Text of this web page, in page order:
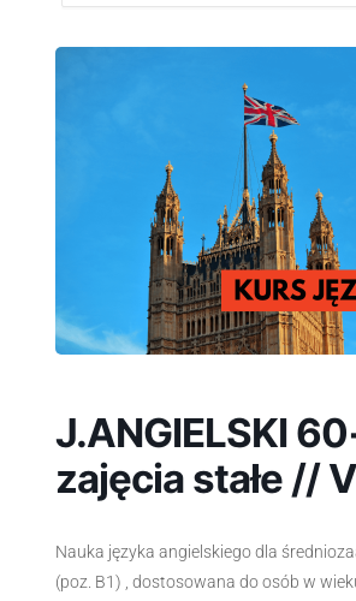
J.ANGIELSKI
zajęcia stałe //
Nauka języka angielskiego dla
(poz. B1) , dostosowana do osób w